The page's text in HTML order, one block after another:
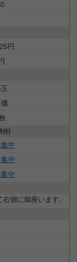
円
分)
中
中
中
側に御座います。